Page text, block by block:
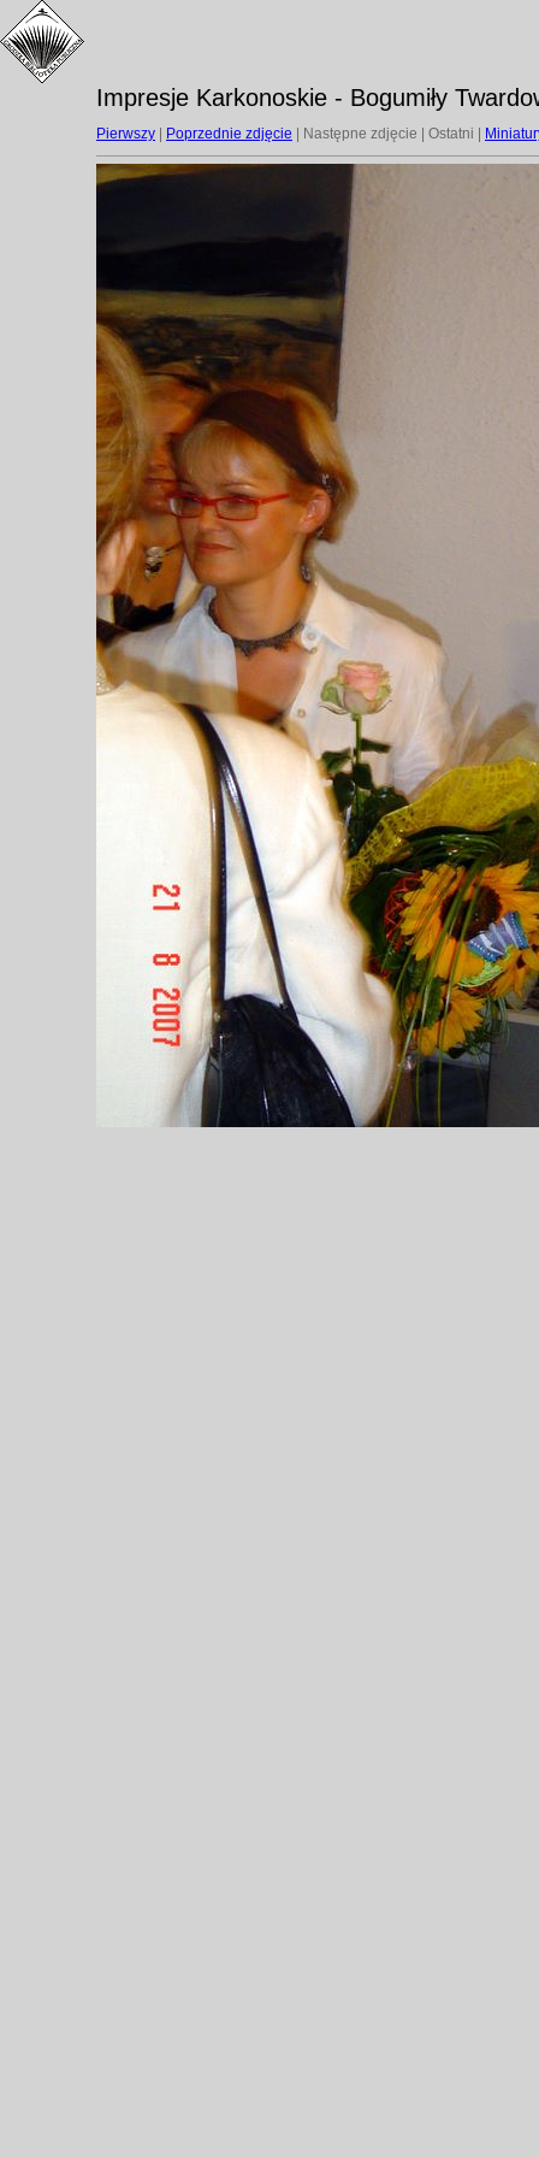
Impresje Karkonoskie - Bogumiły
Pierwszy Poprzednie zdjęcie | Następne zdjęcie | Ostatni |